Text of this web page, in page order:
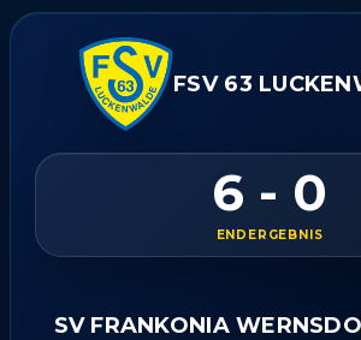
FSV 63
6 - 0
ENDERGEBNIS
SV FRANKONIA